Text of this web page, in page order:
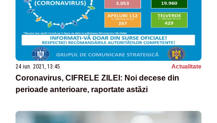
24 iun. 2021, 13:45 Actualitate
Coronavirus, CIFRELE ZILEI: Noi decese din
perioade anterioare, raportate astăzi